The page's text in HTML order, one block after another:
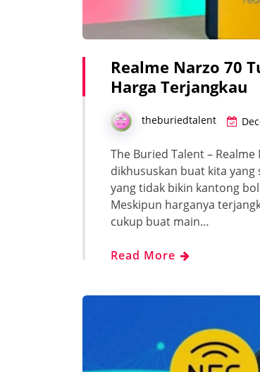
Realme Narzo 70
Harga Terjangkau
theburiedtalent
The Buried Talent –
dikhususkan buat kita yang
yang tidak bikin kantong
Meskipun harganya
cukup buat main…
Read More